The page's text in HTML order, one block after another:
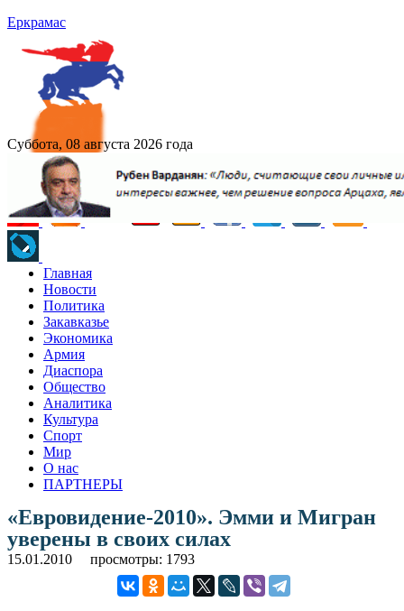
Еркрамас
Суббота, 08 августа 2026 года
Главная
Новости
Политика
Закавказье
Экономика
Армия
Диаспора
Общество
Аналитика
Культура
Спорт
Мир
О нас
ПАРТНЕРЫ
«Евровидение-2010». Эмми и Мигран
уверены в своих силах
15.01.2010 просмотры: 1793